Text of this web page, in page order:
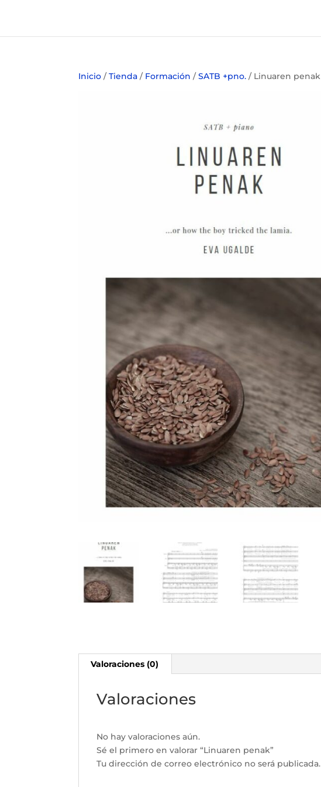
Inicio /Tienda / Formación /SATB +pno. / Linuaren penak
Valoraciones (0)
Valoraciones
No hay valoraciones aún.
Sé el primero en valorar “Linuaren penak”
Tu dirección de correo electrónico no será publicada.